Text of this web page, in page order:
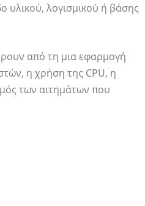
υλικού, λογισμικού ή βάσης
από τη μια εφαρμογή
η χρήση της CPU, η
των αιτημάτων που